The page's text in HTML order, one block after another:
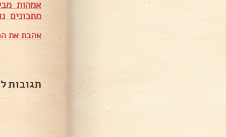
אמהות
מתכונים
אהבת את
תגובות